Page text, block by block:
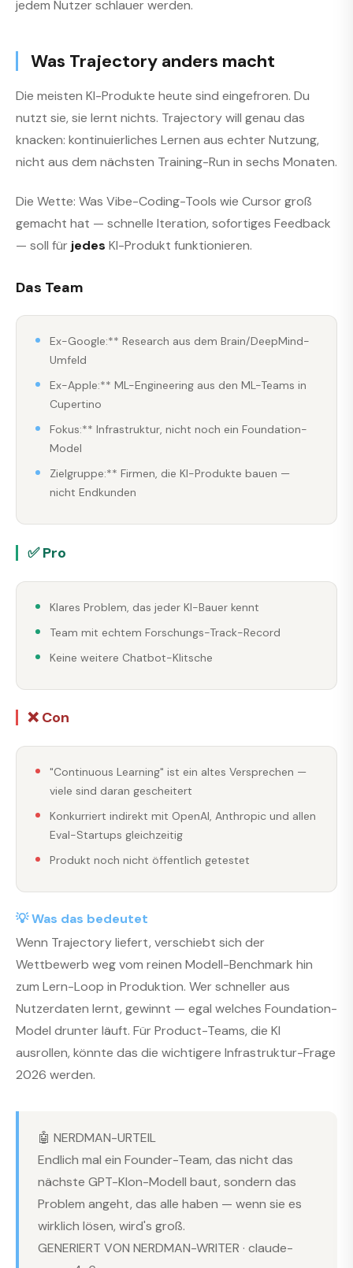
jedem Nutzer schlauer werden.
Was Trajectory anders macht
Die meisten KI-Produkte heute sind eingefroren. Du
nutzt sie, sie lernt nichts. Trajectory will genau das
knacken: kontinuierliches Lernen aus echter Nutzung,
nicht aus dem nächsten Training-Run in sechs Monaten.
Die Wette: Was Vibe-Coding-Tools wie Cursor groß
gemacht hat — schnelle Iteration, sofortiges Feedback
— soll für jedes KI-Produkt funktionieren.
Das Team
Ex-Google:** Research aus dem Brain/DeepMind-
Umfeld
Ex-Apple:** ML-Engineering aus den ML-Teams in
Cupertino
Fokus:** Infrastruktur, nicht noch ein Foundation-
Model
Zielgruppe:** Firmen, die KI-Produkte bauen —
nicht Endkunden
✅ Pro
Klares Problem, das jeder KI-Bauer kennt
Team mit echtem Forschungs-Track-Record
Keine weitere Chatbot-Klitsche
❌ Con
"Continuous Learning" ist ein altes Versprechen —
viele sind daran gescheitert
Konkurriert indirekt mit OpenAI, Anthropic und allen
Eval-Startups gleichzeitig
Produkt noch nicht öffentlich getestet
💡 Was das bedeutet
Wenn Trajectory liefert, verschiebt sich der
Wettbewerb weg vom reinen Modell-Benchmark hin
zum Lern-Loop in Produktion. Wer schneller aus
Nutzerdaten lernt, gewinnt — egal welches Foundation-
Model drunter läuft. Für Product-Teams, die KI
ausrollen, könnte das die wichtigere Infrastruktur-Frage
2026 werden.
🤖 NERDMAN-URTEIL
Endlich mal ein Founder-Team, das nicht das
nächste GPT-Klon-Modell baut, sondern das
Problem angeht, das alle haben — wenn sie es
wirklich lösen, wird's groß.
GENERIERT VON NERDMAN-WRITER · claude-